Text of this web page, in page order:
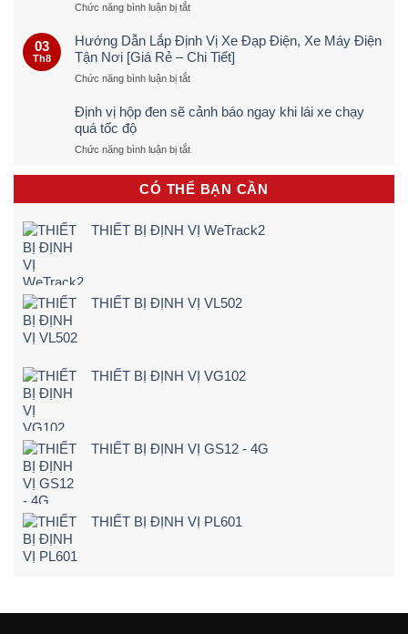
Chức năng bình luận bị tắtở
Dò
Định
Vị
Ô
Trực
Chính
100%
(Quy
5
Bước)
03
Th8
Hướng Dẫn Lắp Định Vị Xe Đạp Điện, Xe Máy Điện
Tận Nơi [Giá Rẻ – Chi Tiết]
Chức năng bình luận bị tắtở
Dẫn
Vị
Đạp
Điện,
Máy
Điện
Rẻ
–
Định vị hộp đen sẽ cảnh báo ngay khi lái xe chạy
quá tốc độ
Chức năng bình luận bị tắtở
vị
hộp
cảnh
xe
CÓ THỂ BẠN CẦN
THIẾT BỊ ĐỊNH VỊ WeTrack2
THIẾT BỊ ĐỊNH VỊ VL502
THIẾT BỊ ĐỊNH VỊ VG102
THIẾT BỊ ĐỊNH VỊ GS12 - 4G
THIẾT BỊ ĐỊNH VỊ PL601